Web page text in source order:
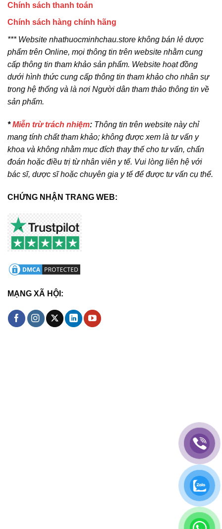
Chính sách thanh toán
Chính sách hàng chính hãng
*** Website nhathuocminhchau.store không bán lẻ dược
phẩm trên Online, mọi thông tin trên website nhằm cung
cấp thông tin tham khảo sản phẩm. Website hoạt đồng
dưới hình thức cung cấp thông tin tham khảo cho nhân sự
trong hệ thống và là nơi Người dân tham thảo thông tin về
sản phẩm.
*Miễn trừ trách nhiệm: Thông tin trên website này chỉ
mang tính chất tham khảo; không được xem là tư vấn y
khoa và không nhằm mục đích thay thế cho tư vấn, chẩn
đoán hoặc điều trị từ nhân viên y tế. Vui lòng liên hệ với
bác sĩ, dược sĩ hoặc chuyên gia y tế để được tư vấn cụ thể.
CHỨNG NHẬN TRANG WEB:
MẠNG XÃ HỘI: